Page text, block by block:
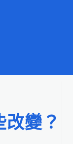
變？​